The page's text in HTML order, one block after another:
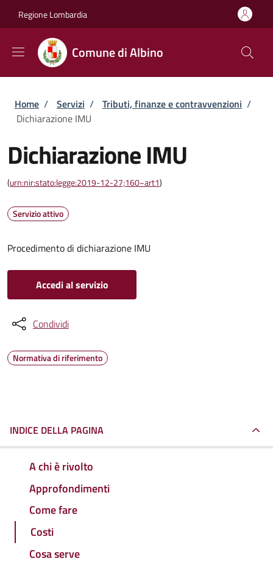
Regione Lombardia
Comune di Albino
Briciole di pane
Home / Servizi / Tributi, finanze e contravvenzioni /
Dichiarazione IMU
Dichiarazione IMU
(urn:nir:stato:legge:2019-12-27;160~art1)
Servizio attivo
Procedimento di dichiarazione IMU
Accedi al servizio
Condividi
Normativa di riferimento
INDICE DELLA PAGINA
A chi è rivolto
Approfondimenti
Come fare
Costi
Cosa serve